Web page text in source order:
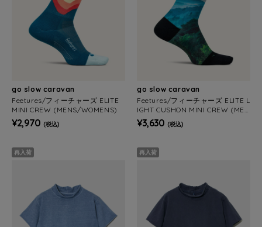
go slow caravan
Feetures/フィーチャーズ ELITE
MINI CREW (MENS/WOMENS)
¥2,970 (税込)
go slow caravan
Feetures/フィーチャーズ ELITE L
IGHT CUSHON MINI CREW (MEN
S/WOMENS)
¥3,630 (税込)
再入荷 再入荷